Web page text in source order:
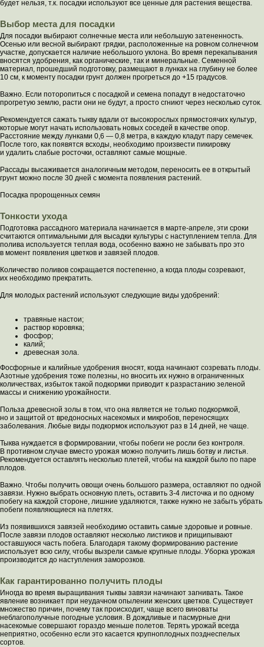
будет нельзя, т.к. посадки используют все ценные для растения вещества.
Выбор места для посадки
Для посадки выбирают солнечные места или небольшую затененность.
Осенью или весной выбирают грядки, расположенные на ровном солнечном
участке, допускается наличие небольшого уклона. Во время перекапывания
вносятся удобрения, как органические, так и минеральные. Семенной
материал, прошедший подготовку, размещают в лунках на глубину не более
10 см, к моменту посадки грунт должен прогреться до +15 градусов.
Важно. Если поторопиться с посадкой и семена попадут в недостаточно
прогретую землю, расти они не будут, а просто сгниют через несколько суток.
Рекомендуется сажать тыкву вдали от высокорослых прямостоячих культур,
которые могут начать использовать новых соседей в качестве опор.
Расстояние между лунками 0,6 — 0,8 метра, в каждую кладут пару семечек.
После того, как появятся всходы, необходимо произвести пикировку
и удалить слабые росточки, оставляют самые мощные.
Рассады высаживается аналогичным методом, переносить ее в открытый
грунт можно после 30 дней с момента появления растений.
Посадка пророщенных семян
Тонкости ухода
Подготовка рассадного материала начинается в марте-апреле, эти сроки
считаются оптимальными для высадки культуры с наступлением тепла. Для
полива используется теплая вода, особенно важно не забывать про это
в момент появления цветков и завязей плодов.
Количество поливов сокращается постепенно, а когда плоды созревают,
их необходимо прекратить.
Для молодых растений используют следующие виды удобрений:
травяные настои;
раствор коровяка;
фосфор;
калий;
древесная зола.
Фосфорные и калийные удобрения вносят, когда начинают созревать плоды.
Азотные удобрения тоже полезны, но вносить их нужно в ограниченных
количествах, избыток такой подкормки приводит к разрастанию зеленой
массы и снижению урожайности.
Польза древесной золы в том, что она является не только подкормкой,
но и защитой от вредоносных насекомых и микробов, переносящих
заболевания. Любые виды подкормок используют раз в 14 дней, не чаще.
Тыква нуждается в формировании, чтобы побеги не росли без контроля.
В противном случае вместо урожая можно получить лишь ботву и листья.
Рекомендуется оставлять несколько плетей, чтобы на каждой было по паре
плодов.
Важно. Чтобы получить овощи очень большого размера, оставляют по одной
завязи. Нужно выбрать основную плеть, оставить 3-4 листочка и по одному
побегу на каждой стороне, лишние удаляются, также нужно не забыть убрать
побеги появляющиеся на плетях.
Из появившихся завязей необходимо оставить самые здоровые и ровные.
После завязи плодов оставляют несколько листиков и прищипывают
оставшуюся часть побега. Благодаря такому формированию растение
использует всю силу, чтобы вызрели самые крупные плоды. Уборка урожая
производится до наступления заморозков.
Как гарантированно получить плоды
Иногда во время выращивания тыквы завязи начинают загнивать. Такое
явление возникает при неудачном опылении женских цветков. Существует
множество причин, почему так происходит, чаще всего виноваты
неблагополучные погодные условия. В дождливые и пасмурные дни
насекомые совершают гораздо меньше полетов. Терять урожай всегда
неприятно, особенно если это касается крупноплодных позднеспелых
сортов.